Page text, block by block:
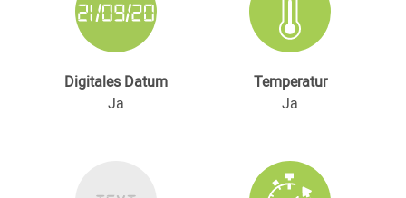
Digitales Datum
Ja
Temperatur
Ja